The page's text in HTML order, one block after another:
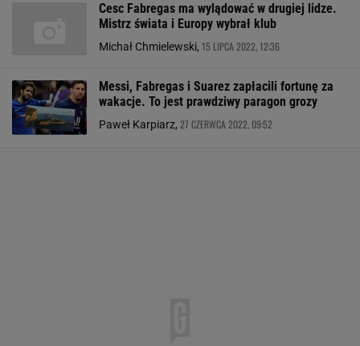
Cesc Fabregas ma wylądować w drugiej lidze.
Mistrz świata i Europy wybrał klub
Michał Chmielewski, 15 LIPCA 2022, 12:36
Messi, Fabregas i Suarez zapłacili fortunę za
wakacje. To jest prawdziwy paragon grozy
Paweł Karpiarz, 27 CZERWCA 2022, 09:52